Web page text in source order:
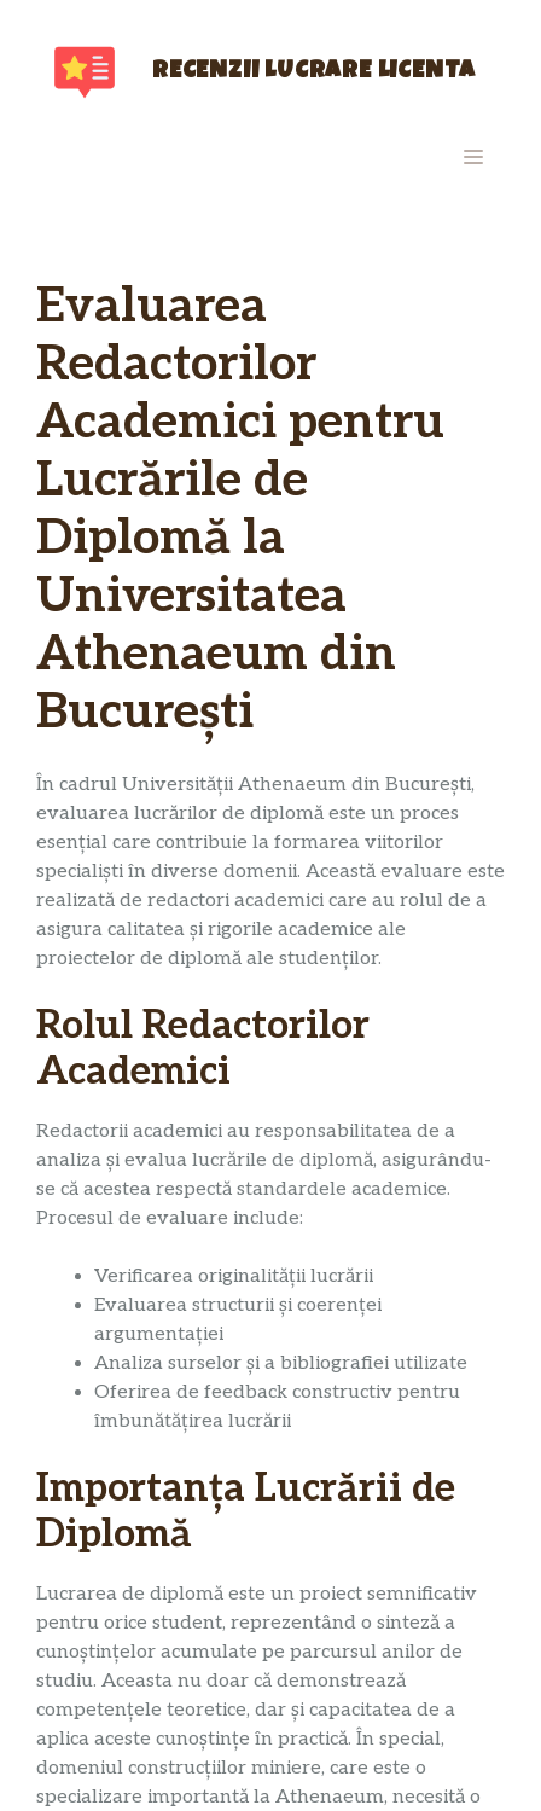
conținut
RECENZII LUCRARE LICENTA
MENIU
Evaluarea
Redactorilor
Academici pentru
Lucrările de
Diplomă la
Universitatea
Athenaeum din
București
În cadrul Universității Athenaeum din București,
evaluarea lucrărilor de diplomă este un proces
esențial care contribuie la formarea viitorilor
specialiști în diverse domenii. Această evaluare este
realizată de redactori academici care au rolul de a
asigura calitatea și rigorile academice ale
proiectelor de diplomă ale studenților.
Rolul Redactorilor
Academici
Redactorii academici au responsabilitatea de a
analiza și evalua lucrările de diplomă, asigurându-
se că acestea respectă standardele academice.
Procesul de evaluare include:
Verificarea originalității lucrării
Evaluarea structurii și coerenței
argumentației
Analiza surselor și a bibliografiei utilizate
Oferirea de feedback constructiv pentru
îmbunătățirea lucrării
Importanța Lucrării de
Diplomă
Lucrarea de diplomă este un proiect semnificativ
pentru orice student, reprezentând o sinteză a
cunoștințelor acumulate pe parcursul anilor de
studiu. Aceasta nu doar că demonstrează
competențele teoretice, dar și capacitatea de a
aplica aceste cunoștințe în practică. În special,
domeniul construcțiilor miniere, care este o
specializare importantă la Athenaeum, necesită o